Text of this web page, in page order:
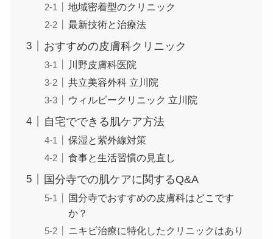
地域密着型のクリニック
最新技術と治療法
おすすめの皮膚科クリニック
川野皮膚科医院
共立美容外科 立川院
ウィルビークリニック 立川院
自宅でできる肌ケア方法
保湿と紫外線対策
食事と生活習慣の見直し
国分寺での肌ケアに関するQ&A
国分寺でおすすめの皮膚科はどこです
か？
ニキビ治療に特化したクリニックはあり